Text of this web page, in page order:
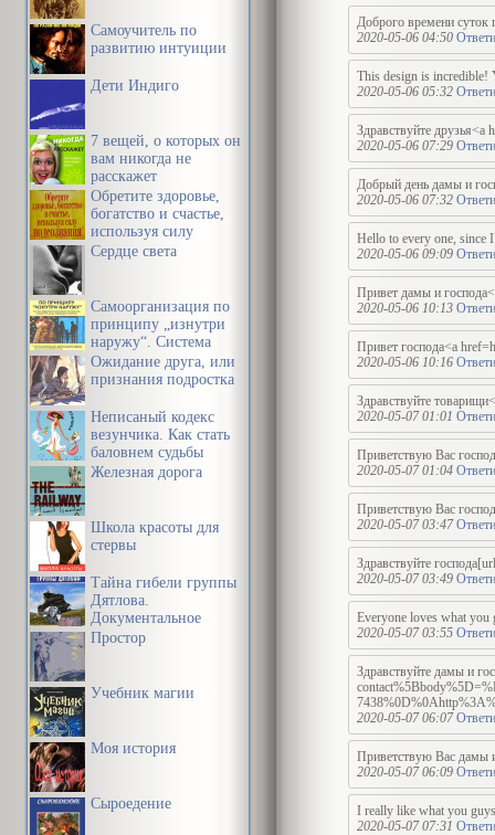
Самоучитель по
развитию интуиции
Дети Индиго
7 вещей, о которых он
вам никогда не
расскажет
Обретите здоровье,
богатство и счастье,
используя силу
подсознания
Сердце света
Самоорганизация по
принципу „изнутри
наружу“. Система
эффективной
организации
предметной среды,
информации и
времени
Ожидание друга, или
признания подростка
Неписаный кодекс
везунчика. Как стать
баловнем судьбы
Железная дорога
Школа красоты для
стервы
Тайна гибели группы
Дятлова.
Документальное
расследование
Простор
Учебник магии
Моя история
Сыроедение
Доброго времени
2020-05-06 04:50
This design is incredible!
2020-05-06 05:32
Здравствуйте
2020-05-06 07:29
Добрый день дамы и
2020-05-06 07:32
Hello to every one, since
2020-05-06 09:09
Привет дамы и
2020-05-06 10:13
Привет господа<a
2020-05-06 10:16
Здравствуйте
2020-05-07 01:01
Приветствую Вас
2020-05-07 01:04
Приветствую Вас
2020-05-07 03:47
Здравствуйте
2020-05-07 03:49
Everyone loves what you
2020-05-07 03:55
Здравствуйте дамы и
2020-05-07 06:07
Приветствую Вас дамы
2020-05-07 06:09
I really like what you
2020-05-07 07:31